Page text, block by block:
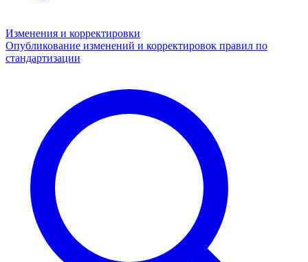
Изменения и корректировки
Опубликование изменений и корректировок правил по
стандартизации